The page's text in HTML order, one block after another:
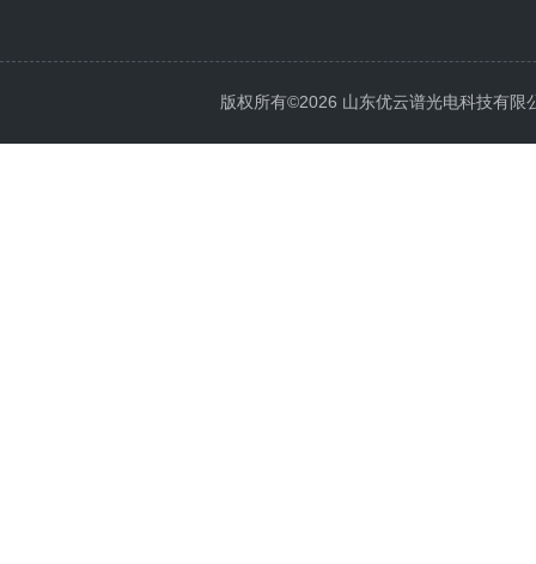
版权所有©2026 山东优云谱光电科技有